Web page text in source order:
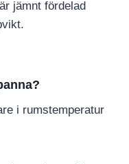
jämnt fördelad
i rumstemperatur